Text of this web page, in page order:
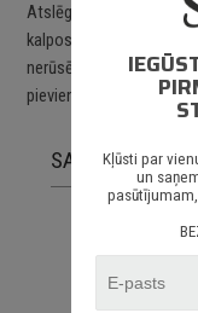
Atslēgu piekariņš lieliski
kalpos gan kā
nerūsējoša tērauda
pievienošanai.
SAISTĪTĀS
Kļūsti par
un